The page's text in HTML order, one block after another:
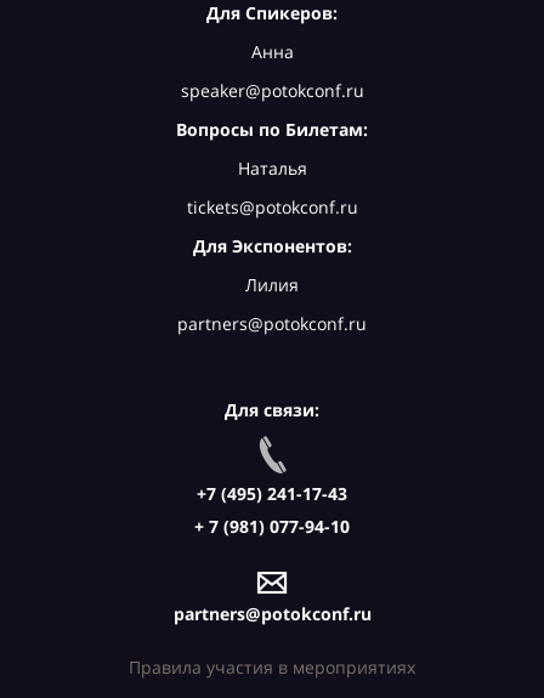
Для Спикеров:
Анна
speaker@potokconf.ru
Вопросы по Билетам:
Наталья
tickets@potokconf.ru
Для Экспонентов:
Лилия
partners@potokconf.ru
Для связи:
+7 (495) 241-17-43
+ 7 (981) 077-94-10
partners@potokconf.ru
Правила участия в мероприятиях